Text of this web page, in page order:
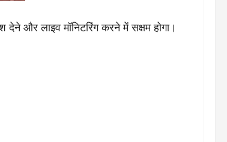
देने और लाइव मॉनिटरिंग करने में सक्षम होगा।